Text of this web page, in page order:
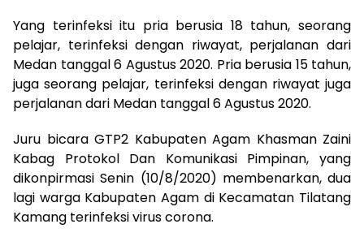
Yang terinfeksi itu pria berusia 18 tahun, seorang
pelajar, terinfeksi dengan riwayat, perjalanan dari
Medan tanggal 6 Agustus 2020. Pria berusia 15 tahun,
juga seorang pelajar, terinfeksi dengan riwayat juga
perjalanan dari Medan tanggal 6 Agustus 2020.
Juru bicara GTP2 Kabupaten Agam Khasman Zaini
Kabag Protokol Dan Komunikasi Pimpinan, yang
dikonpirmasi Senin (10/8/2020) membenarkan, dua
lagi warga Kabupaten Agam di Kecamatan Tilatang
Kamang terinfeksi virus corona.